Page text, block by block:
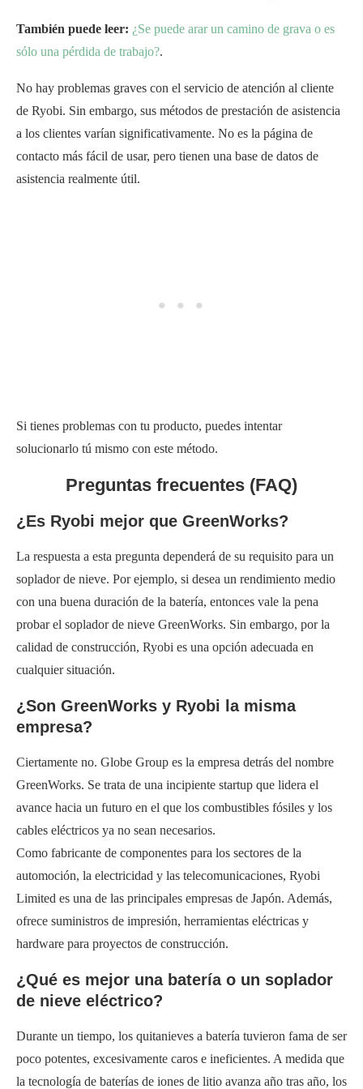
También puede leer: ¿Se puede arar un camino de grava o es
sólo una pérdida de trabajo?.
No hay problemas graves con el servicio de atención al cliente
de Ryobi. Sin embargo, sus métodos de prestación de asistencia
a los clientes varían significativamente. No es la página de
contacto más fácil de usar, pero tienen una base de datos de
asistencia realmente útil.
Si tienes problemas con tu producto, puedes intentar
solucionarlo tú mismo con este método.
Preguntas frecuentes (FAQ)
¿Es Ryobi mejor que GreenWorks?
La respuesta a esta pregunta dependerá de su requisito para un
soplador de nieve. Por ejemplo, si desea un rendimiento medio
con una buena duración de la batería, entonces vale la pena
probar el soplador de nieve GreenWorks. Sin embargo, por la
calidad de construcción, Ryobi es una opción adecuada en
cualquier situación.
¿Son GreenWorks y Ryobi la misma
empresa?
Ciertamente no. Globe Group es la empresa detrás del nombre
GreenWorks. Se trata de una incipiente startup que lidera el
avance hacia un futuro en el que los combustibles fósiles y los
cables eléctricos ya no sean necesarios.
Como fabricante de componentes para los sectores de la
automoción, la electricidad y las telecomunicaciones, Ryobi
Limited es una de las principales empresas de Japón. Además,
ofrece suministros de impresión, herramientas eléctricas y
hardware para proyectos de construcción.
¿Qué es mejor una batería o un soplador
de nieve eléctrico?
Durante un tiempo, los quitanieves a batería tuvieron fama de ser
poco potentes, excesivamente caros e ineficientes. A medida que
la tecnología de baterías de iones de litio avanza año tras año, los